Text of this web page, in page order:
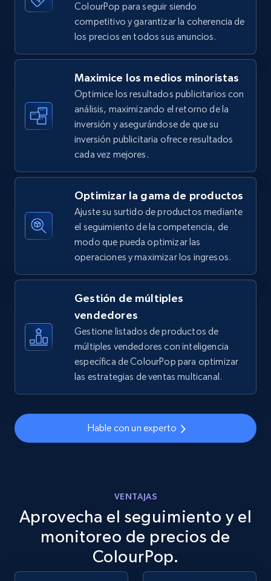
URL, Title, Available, Description, Currency, Initial
price, Final price, Discount percent, and more.
TikTok Shop - Collect TikTok shop products
by keywords search
URL, Title, Available, Description, Currency, Initial
price, Final price, Discount percent, and more.
Comenzar ahora
TikTok Shop - discover records by shop url
URL, Title, Available, Description, Currency, Initial
price, Final price, Discount percent, and more.
668+ Comenzar ahora
eBay
URL, Product id, Title, Seller name, Seller rating,
Seller reviews, Breadcrumbs, Root category, and
ColourPop para seguir siendo
competitivo y garantizar la coherencia de
los precios en todos sus anuncios.
Maximice los medios minoristas
Optimice los resultados publicitarios con
análisis, maximizando el retorno de la
inversión y asegurándose de que su
inversión publicitaria ofrece resultados
cada vez mejores.
Optimizar la gama de productos
Ajuste su surtido de productos mediante
el seguimiento de la competencia, de
modo que pueda optimizar las
operaciones y maximizar los ingresos.
Gestión de múltiples
vendedores
Gestione listados de productos de
múltiples vendedores con inteligencia
específica de ColourPop para optimizar
las estrategias de ventas multicanal.
Hable con un experto
VENTAJAS
Aprovecha el seguimiento y el
monitoreo de precios de
ColourPop.